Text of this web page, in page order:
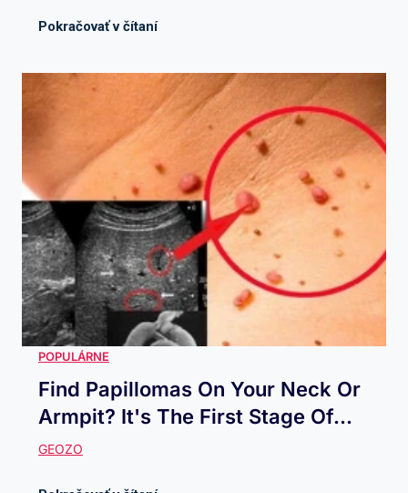
Find Papillomas On Your Neck Or
Armpit? It's The First Stage Of...